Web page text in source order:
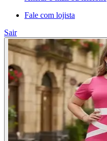
Fale com lojista
Sair